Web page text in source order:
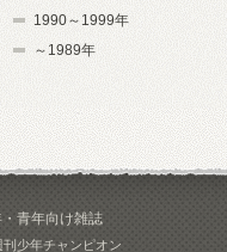
1990～1999年
～1989年
・青年向け雑誌
刊少年チャンピオン